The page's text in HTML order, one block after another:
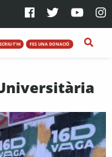
T'HI FES UNA DONACIÓ